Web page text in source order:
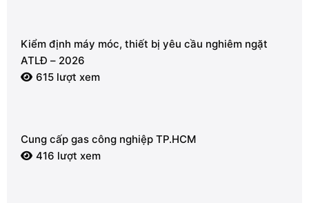
Kiểm định máy móc, thiết bị yêu cầu nghiêm ngặt
ATLĐ – 2026
615 lượt xem
Cung cấp gas công nghiệp TP.HCM
416 lượt xem